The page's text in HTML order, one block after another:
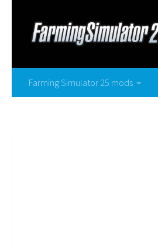
Farming Simulator 25 mods